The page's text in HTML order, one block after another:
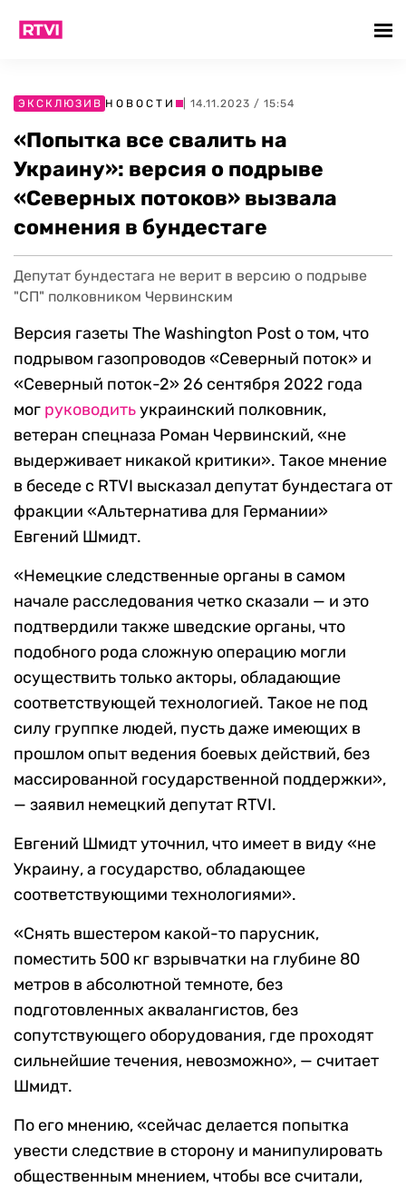
ЭКСКЛЮЗИВ НОВОСТИ | 14.11.2023 / 15:54
«Попытка все свалить на
Украину»: версия о подрыве
«Северных потоков» вызвала
сомнения в бундестаге
Депутат бундестага не верит в версию о подрыве
"СП" полковником Червинским
Версия газеты The Washington Post о том, что
подрывом газопроводов «Северный поток» и
«Северный поток-2» 26 сентября 2022 года
мог руководитьукраинский полковник,
ветеран спецназа Роман Червинский, «не
выдерживает никакой критики». Такое мнение
в беседе с RTVI высказал депутат бундестага от
фракции «Альтернатива для Германии»
Евгений Шмидт.
«Немецкие следственные органы в самом
начале расследования четко сказали — и это
подтвердили также шведские органы, что
подобного рода сложную операцию могли
осуществить только акторы, обладающие
соответствующей технологией. Такое не под
силу группке людей, пусть даже имеющих в
прошлом опыт ведения боевых действий, без
массированной государственной поддержки»,
— заявил немецкий депутат RTVI.
Евгений Шмидт уточнил, что имеет в виду «не
Украину, а государство, обладающее
соответствующими технологиями».
«Снять вшестером какой-то парусник,
поместить 500 кг взрывчатки на глубине 80
метров в абсолютной темноте, без
подготовленных аквалангистов, без
сопутствующего оборудования, где проходят
сильнейшие течения, невозможно», — считает
Шмидт.
По его мнению, «сейчас делается попытка
увести следствие в сторону и манипулировать
общественным мнением, чтобы все считали,